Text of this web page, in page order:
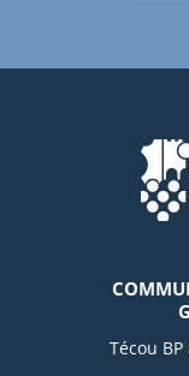
Técou BP